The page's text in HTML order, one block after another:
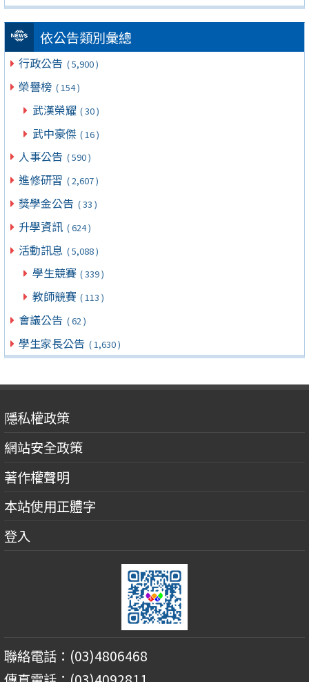
依公告類別彙總
行政公告 ( 5,900 )
榮譽榜 ( 154 )
武漢榮耀 ( 30 )
武中豪傑 ( 16 )
人事公告 ( 590 )
進修研習 ( 2,607 )
獎學金公告 ( 33 )
升學資訊 ( 624 )
活動訊息 ( 5,088 )
學生競賽 ( 339 )
教師競賽 ( 113 )
會議公告 ( 62 )
學生家長公告 ( 1,630 )
隱私權政策
網站安全政策
著作權聲明
本站使用正體字
登入
聯絡電話：(03)4806468